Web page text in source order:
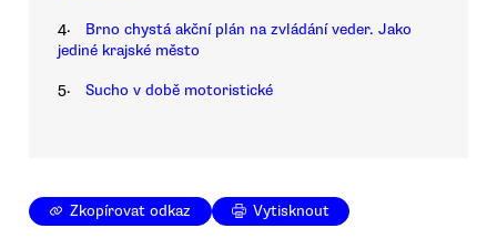
4.
Brno chystá akční plán na zvládání veder. Jako
jediné krajské město
5. Sucho v době motoristické
Zkopírovat odkaz Vytisknout